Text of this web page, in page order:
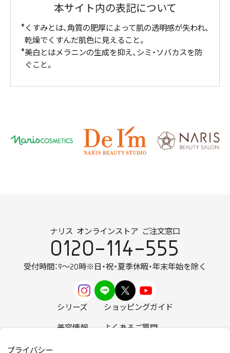
本サイト内の表記について
くすみとは、角質の肥厚によって肌の透明感が失われ、
乾燥でくすんだ肌色に見えること。
美白とはメラニンの生成を抑え、シミ・ソバカスを防
ぐこと。
ナリス オンラインストア ご注文窓口
0120-114-555
受付時間：9～20時※日・祝・夏季休暇・年末年始を除く
シリーズ ショッピングガイド
美容情報 よくあるご質問
プライバシー